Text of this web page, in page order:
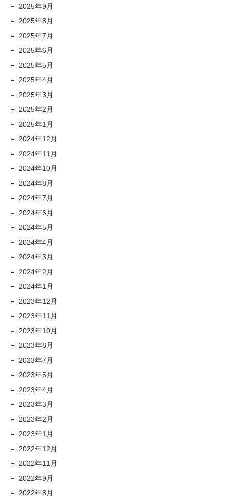
2025年9月
2025年8月
2025年7月
2025年6月
2025年5月
2025年4月
2025年3月
2025年2月
2025年1月
2024年12月
2024年11月
2024年10月
2024年8月
2024年7月
2024年6月
2024年5月
2024年4月
2024年3月
2024年2月
2024年1月
2023年12月
2023年11月
2023年10月
2023年8月
2023年7月
2023年5月
2023年4月
2023年3月
2023年2月
2023年1月
2022年12月
2022年11月
2022年9月
2022年8月